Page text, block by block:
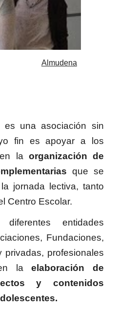
Almudena
es una asociación sin
fin es apoyar a los
la organización de
que se
jornada lectiva, tanto
Centro Escolar.
diferentes entidades
Fundaciones,
privadas, profesionales
en laelaboración de
y contenidos